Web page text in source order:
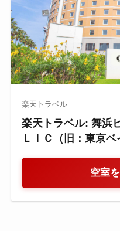
楽天トラベル
楽天トラベル: 舞
ＬＩＣ（旧：東京
空室